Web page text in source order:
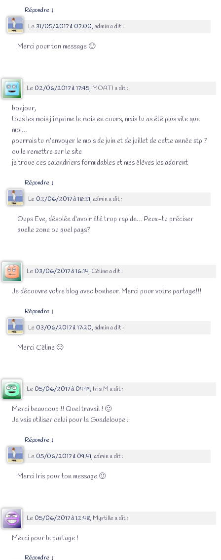
Répondre ↓
Le 31/05/2017 à 07:00, admina dit :
Merci pour ton message 🙂
Le 02/06/2017 à 17:45, MOATI a dit :
bonjour,
tous les mois j’imprime le mois en cours, mais tu as été plus vite que
moi…
pourrais tu m’envoyer le mois de juin et de juillet de cette année stp ?
ou le remettre sur le site
je troue ces calendriers formidables et mes élèves les adorent
Répondre ↓
Le 02/06/2017 à 18:21, admina dit :
Oups Eve, désolée d’avoir été trop rapide… Peux-tu préciser
quelle zone ou quel pays?
Le 03/06/2017 à 16:14, Célinea dit :
Je découvre votre blog avec bonheur. Merci pour votre partage!!!
Répondre ↓
Le 03/06/2017 à 17:20, admina dit :
Merci Céline 🙂
Le 05/06/2017 à 04:19, Iris M a dit :
Merci beaucoup !! Quel travail ! 🙂
Je vais utiliser celui pour la Guadeloupe !
Répondre ↓
Le 05/06/2017 à 09:41, admina dit :
Merci Iris pour ton message 🙂
Le 05/06/2017 à 12:48, Myrtillea dit :
Merci pour le partage !
Répondre ↓